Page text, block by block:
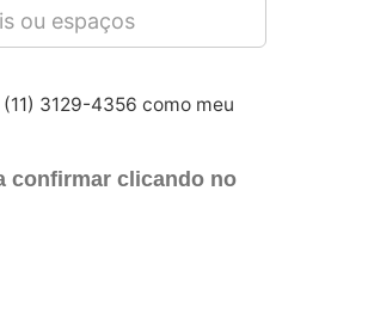
3129-4356 como meu
confirmar clicando no